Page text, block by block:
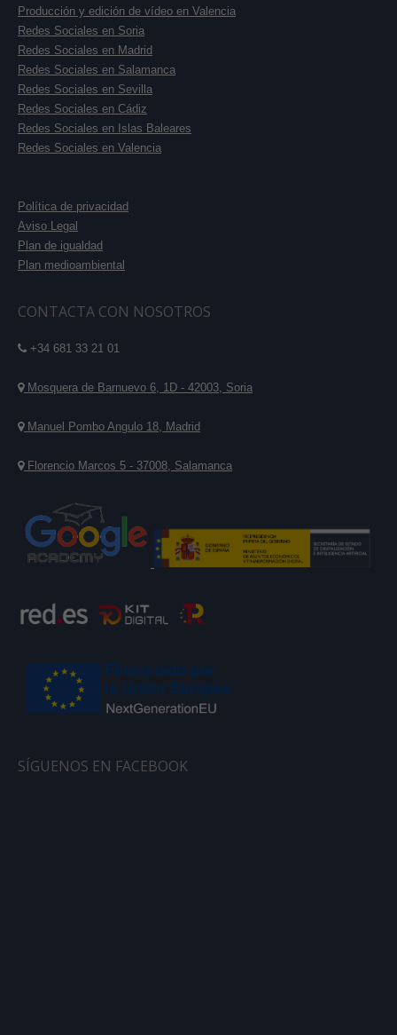
Producción y edición de vídeo en Valencia
Redes Sociales en Soria
Redes Sociales en Madrid
Redes Sociales en Salamanca
Redes Sociales en Sevilla
Redes Sociales en Cádiz
Redes Sociales en Islas Baleares
Redes Sociales en Valencia
Política de privacidad
Aviso Legal
Plan de igualdad
Plan medioambiental
CONTACTA CON NOSOTROS
+34 681 33 21 01
Mosquera de Barnuevo 6, 1D - 42003, Soria
Manuel Pombo Angulo 18, Madrid
Florencio Marcos 5 - 37008, Salamanca
SÍGUENOS EN FACEBOOK